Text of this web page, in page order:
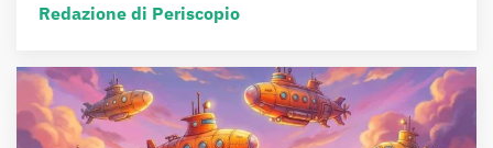
Redazione di Periscopio